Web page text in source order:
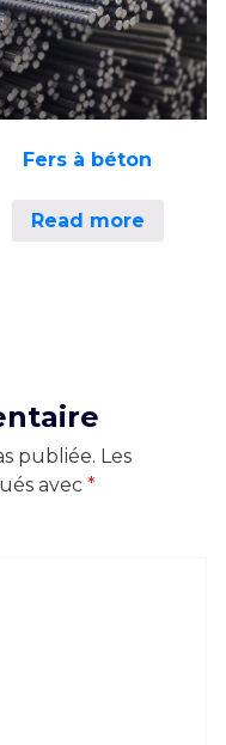
Fers à béton
Read more
publiée. Les
avec *